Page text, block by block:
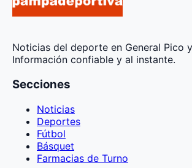
Noticias del deporte en General Pico
Información confiable y al instante.
Secciones
Noticias
Deportes
Fútbol
Básquet
Farmacias de Turno